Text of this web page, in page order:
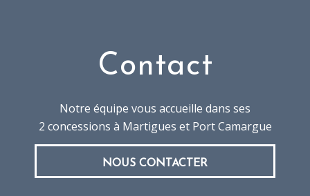
Contact
Notre équipe vous accueille dans ses
2 concessions à Martigues et Port Camargue
NOUS CONTACTER